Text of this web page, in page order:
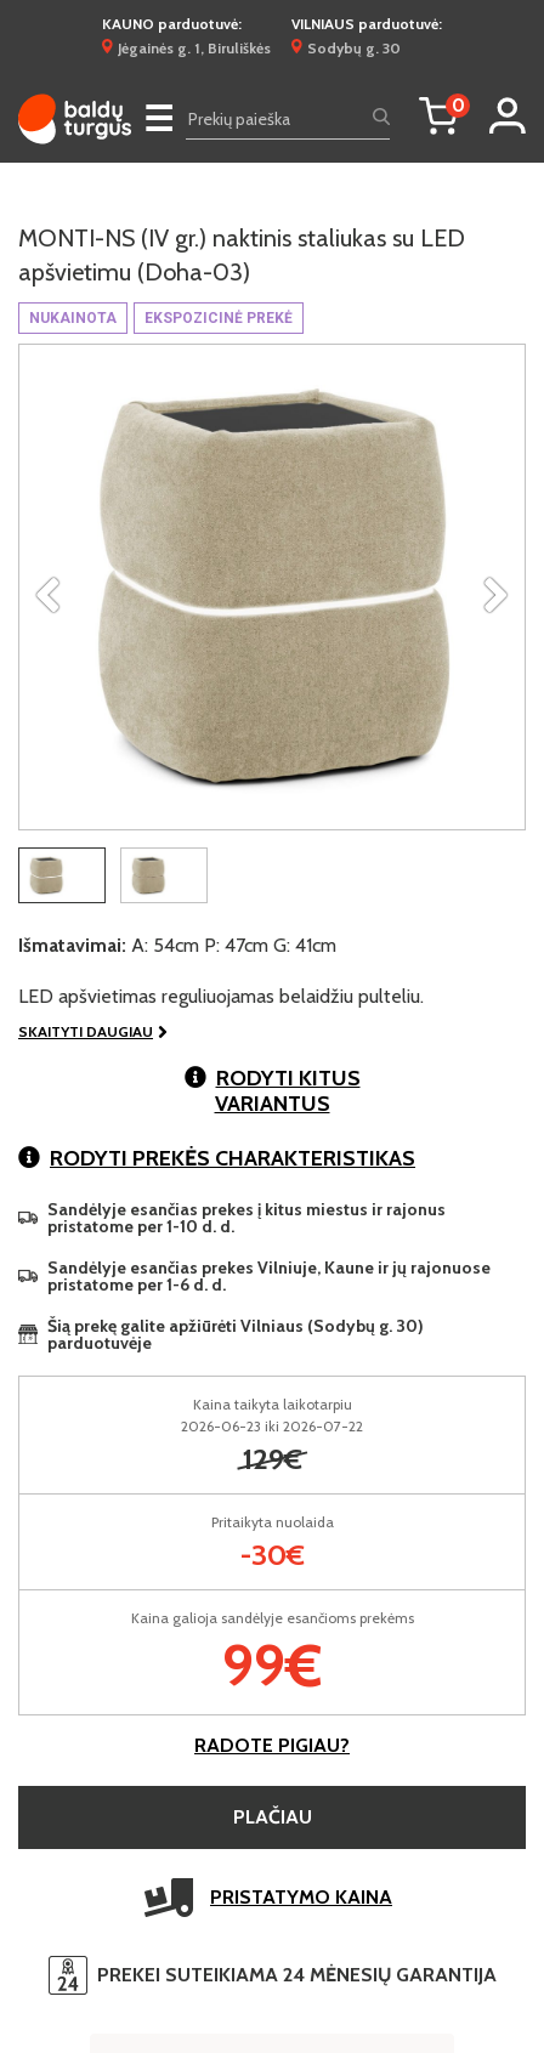
KAUNO parduotuvė:
Jėgainės g. 1, Biruliškės
VILNIAUS parduotuvė:
Sodybų g. 30
☰ 0
NUKAINOTA EKSPOZICINĖ PREKĖ
MONTI-NS (IV gr.) naktinis staliukas su LED
apšvietimu (Doha-03)
Išmatavimai: A: 54cm P: 47cm G: 41cm
LED apšvietimas reguliuojamas belaidžiu pulteliu.
SKAITYTI DAUGIAU
RODYTI KITUS
VARIANTUS
RODYTI PREKĖS CHARAKTERISTIKAS
Sandėlyje esančias prekes į kitus miestus ir rajonus
pristatome per 1-10 d. d.
Sandėlyje esančias prekes Vilniuje, Kaune ir jų rajonuose
pristatome per 1-6 d. d.
Šią prekę galite apžiūrėti Vilniaus (Sodybų g. 30)
parduotuvėje
Kaina galioja sandėlyje esančioms prekėms
99€
Kaina taikyta laikotarpiu
2026-06-23 iki 2026-07-22
129€
Pritaikyta nuolaida
-30€
RADOTE PIGIAU?
PLAČIAU
PRISTATYMO KAINA
PREKEI SUTEIKIAMA 24 MĖNESIŲ GARANTIJA